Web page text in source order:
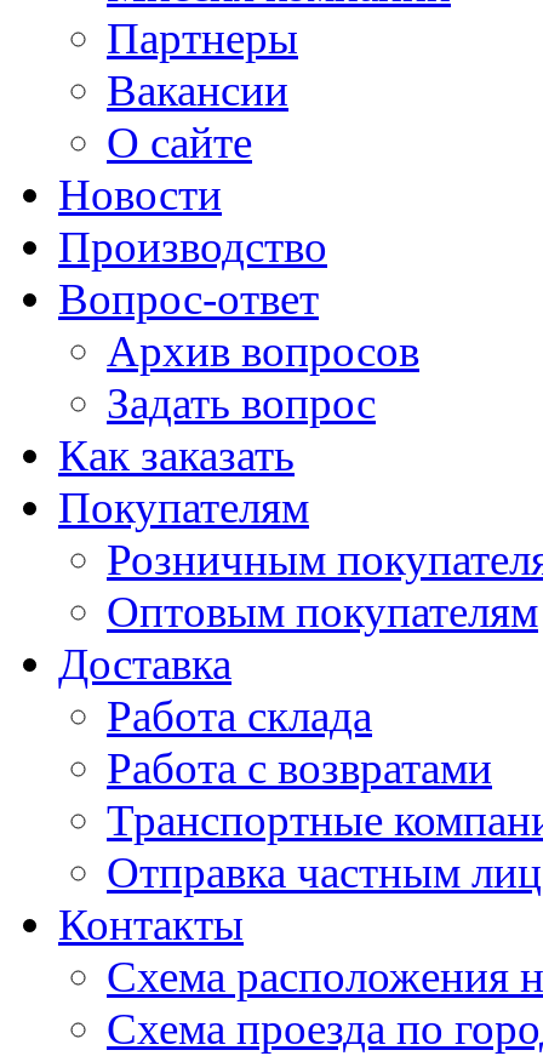
Партнеры
Вакансии
О сайте
Новости
Производство
Вопрос-ответ
Архив вопросов
Задать вопрос
Как заказать
Покупателям
Розничным
Оптовым покупателям
Доставка
Работа склада
Работа с возвратами
Транспортные
Отправка частным
Контакты
Схема расположения
Схема проезда по